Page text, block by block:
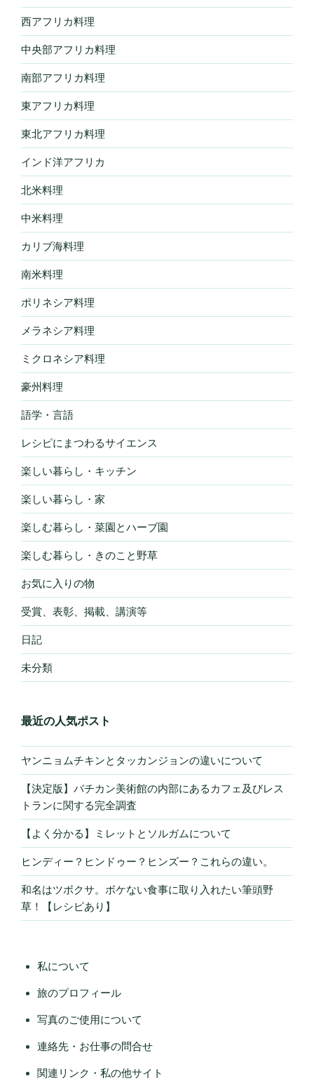
西アフリカ料理
中央部アフリカ料理
南部アフリカ料理
東アフリカ料理
東北アフリカ料理
インド洋アフリカ
北米料理
中米料理
カリブ海料理
南米料理
ポリネシア料理
メラネシア料理
ミクロネシア料理
豪州料理
語学・言語
レシピにまつわるサイエンス
楽しい暮らし・キッチン
楽しい暮らし・家
楽しむ暮らし・菜園とハーブ園
楽しむ暮らし・きのこと野草
お気に入りの物
受賞、表彰、掲載、講演等
日記
未分類
最近の人気ポスト
ヤンニョムチキンとタッカンジョンの違いについて
【決定版】バチカン美術館の内部にあるカフェ及びレス
トランに関する完全調査
【よく分かる】ミレットとソルガムについて
ヒンディー？ヒンドゥー？ヒンズー？これらの違い。
和名はツボクサ。ボケない食事に取り入れたい筆頭野
草！【レシピあり】
私について
旅のプロフィール
写真のご使用について
連絡先・お仕事の問合せ
関連リンク・私の他サイト